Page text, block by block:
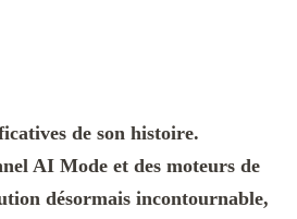
de son histoire.
AI Mode et des moteurs de
désormais incontournable,